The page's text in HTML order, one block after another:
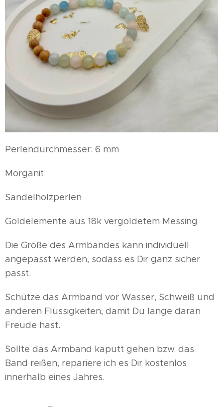
Perlendurchmesser: 6 mm
Morganit
Sandelholzperlen
Goldelemente aus 18k vergoldetem Messing
Die Größe des Armbandes kann individuell
angepasst werden, sodass es Dir ganz sicher
passt.
Schütze das Armband vor Wasser, Schweiß und
anderen Flüssigkeiten, damit Du lange daran
Freude hast.
Sollte das Armband kaputt gehen bzw. das
Band reißen, repariere ich es Dir kostenlos
innerhalb eines Jahres.